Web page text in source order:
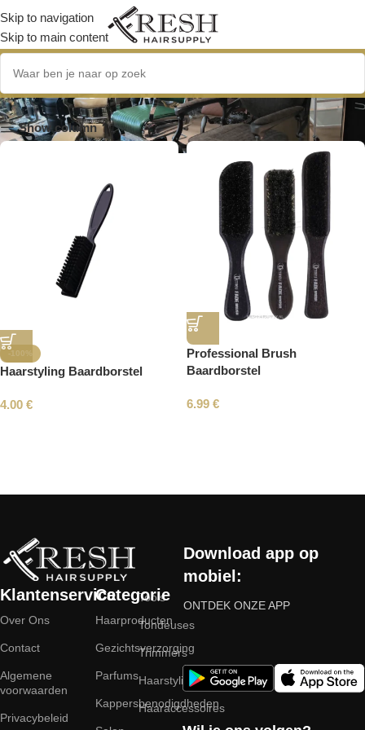
Skip to navigation
Skip to main content
haarstyling accessoires
Show column
-100%
Haarstyling Baardborstel
4.00 €
Professional Brush
Baardborstel
6.99 €
Klantenservice
Over Ons
Contact
Algemene
voorwaarden
Privacybeleid
Categorie
Haarproducten
Gezichtsverzorging
Parfums
Kappersbenodigdheden
Tools
Tondeuses
Trimmers
Haarstyling
Haaraccessoires
Download app op
mobiel:
ONTDEK ONZE APP